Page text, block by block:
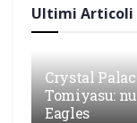
Ultimi Articoli
Crystal
Tomiyasu:
Eagles